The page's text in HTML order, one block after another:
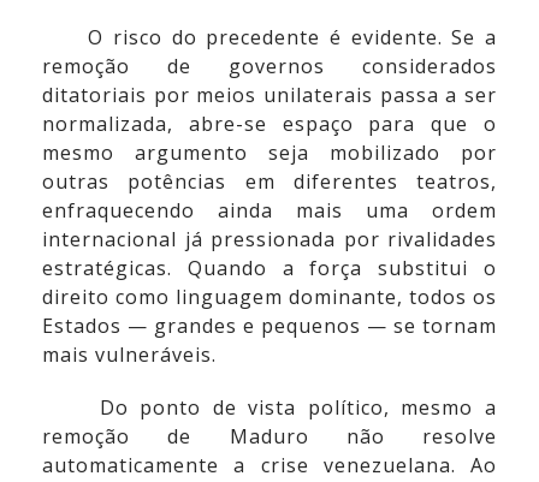
O risco do precedente é evidente. Se a
remoção de governos considerados
ditatoriais por meios unilaterais passa a ser
normalizada, abre-se espaço para que o
mesmo argumento seja mobilizado por
outras potências em diferentes teatros,
enfraquecendo ainda mais uma ordem
internacional já pressionada por rivalidades
estratégicas. Quando a força substitui o
direito como linguagem dominante, todos os
Estados — grandes e pequenos — se tornam
mais vulneráveis.
Do ponto de vista político, mesmo a
remoção de Maduro não resolve
automaticamente a crise venezuelana. Ao